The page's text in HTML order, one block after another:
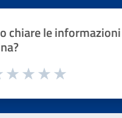
chiare le
la pagina